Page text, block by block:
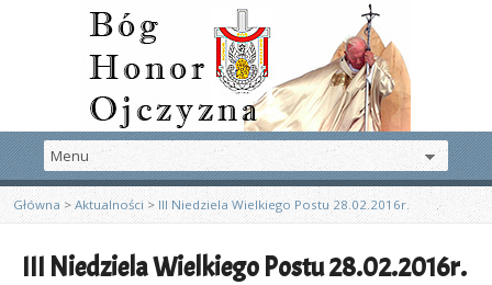
Główna >Aktualności > III Niedziela Wielkiego Postu 28.02.2016r.
III Niedziela Wielkiego Postu 28.02.2016r.